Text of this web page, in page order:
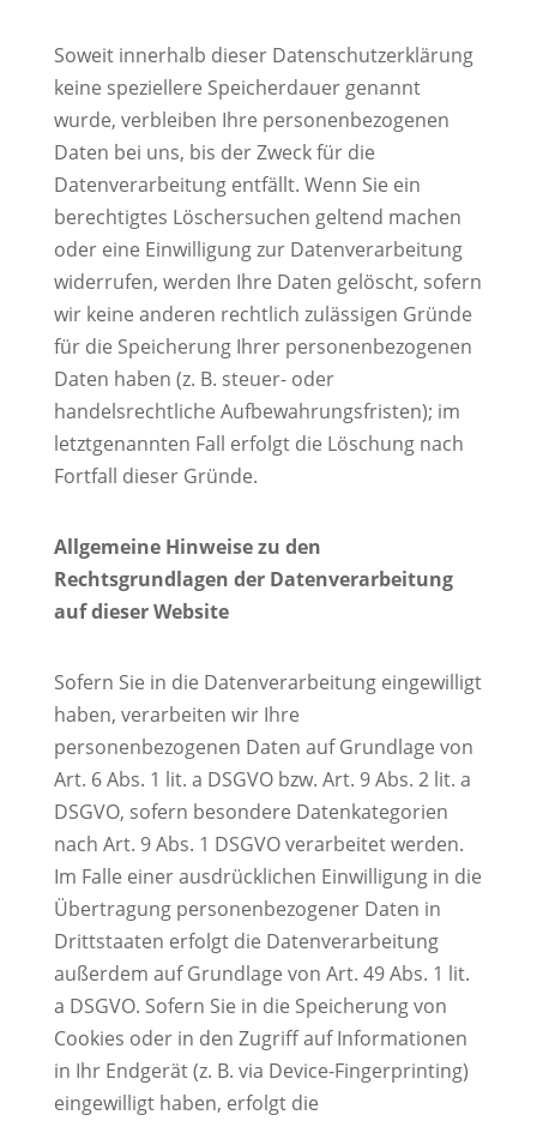
Soweit innerhalb dieser Datenschutzerklärung
keine speziellere Speicherdauer genannt
wurde, verbleiben Ihre personenbezogenen
Daten bei uns, bis der Zweck für die
Datenverarbeitung entfällt. Wenn Sie ein
berechtigtes Löschersuchen geltend machen
oder eine Einwilligung zur Datenverarbeitung
widerrufen, werden Ihre Daten gelöscht, sofern
wir keine anderen rechtlich zulässigen Gründe
für die Speicherung Ihrer personenbezogenen
Daten haben (z. B. steuer- oder
handelsrechtliche Aufbewahrungsfristen); im
letztgenannten Fall erfolgt die Löschung nach
Fortfall dieser Gründe.
Allgemeine Hinweise zu den
Rechtsgrundlagen der Datenverarbeitung
auf dieser Website
Sofern Sie in die Datenverarbeitung eingewilligt
haben, verarbeiten wir Ihre
personenbezogenen Daten auf Grundlage von
Art. 6 Abs. 1 lit. a DSGVO bzw. Art. 9 Abs. 2 lit. a
DSGVO, sofern besondere Datenkategorien
nach Art. 9 Abs. 1 DSGVO verarbeitet werden.
Im Falle einer ausdrücklichen Einwilligung in die
Übertragung personenbezogener Daten in
Drittstaaten erfolgt die Datenverarbeitung
außerdem auf Grundlage von Art. 49 Abs. 1 lit.
a DSGVO. Sofern Sie in die Speicherung von
Cookies oder in den Zugriff auf Informationen
in Ihr Endgerät (z. B. via Device-Fingerprinting)
eingewilligt haben, erfolgt die